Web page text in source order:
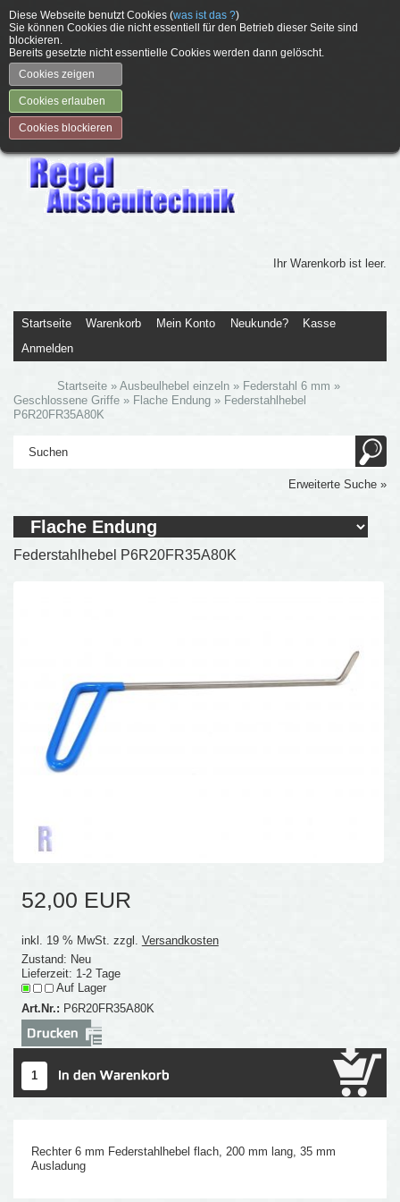
Diese Webseite benutzt Cookies (was ist das ?)
Sie können Cookies die nicht essentiell für den Betrieb dieser Seite sind
blockieren.
Bereits gesetzte nicht essentielle Cookies werden dann gelöscht.
Cookies zeigen
Cookies erlauben
Cookies blockieren
Ihr Warenkorb ist leer.
Startseite Warenkorb Mein Konto Neukunde?
Kasse
Anmelden
Startseite »Ausbeulhebel einzeln » Federstahl 6 mm »
Geschlossene Griffe » Flache Endung » Federstahlhebel
P6R20FR35A80K
Erweiterte Suche »
Federstahlhebel P6R20FR35A80K
52,00 EUR
inkl. 19 % MwSt. zzgl. Versandkosten
Zustand: Neu
Lieferzeit: 1-2 Tage
Auf Lager
Art.Nr.: P6R20FR35A80K
Rechter 6 mm Federstahlhebel flach, 200 mm lang, 35 mm
Ausladung